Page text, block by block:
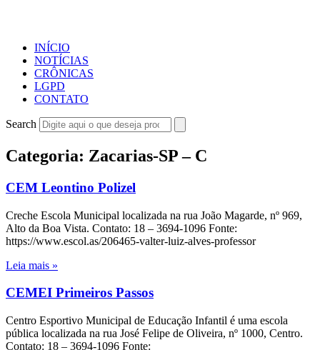
INÍCIO
NOTÍCIAS
CRÔNICAS
LGPD
CONTATO
Search
Categoria: Zacarias-SP – C
CEM Leontino Polizel
Creche Escola Municipal localizada na rua João Magarde, nº 969,
Alto da Boa Vista. Contato: 18 – 3694-1096 Fonte:
https://www.escol.as/206465-valter-luiz-alves-professor
Leia mais »
CEMEI Primeiros Passos
Centro Esportivo Municipal de Educação Infantil é uma escola
pública localizada na rua José Felipe de Oliveira, nº 1000, Centro.
Contato: 18 – 3694-1096 Fonte: